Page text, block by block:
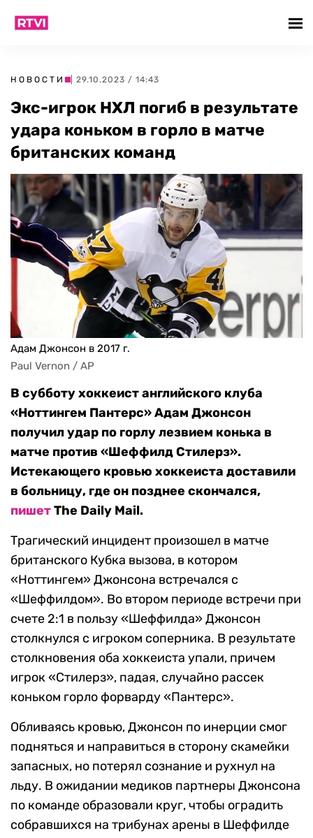
НОВОСТИ | 29.10.2023 / 14:43
Экс-игрок НХЛ погиб в результате
удара коньком в горло в матче
британских команд
Адам Джонсон в 2017 г.
Paul Vernon / AP
В субботу хоккеист английского клуба
«Ноттингем Пантерс» Адам Джонсон
получил удар по горлу лезвием конька в
матче против «Шеффилд Стилерз».
Истекающего кровью хоккеиста доставили
в больницу, где он позднее скончался,
пишетThe Daily Mail.
Трагический инцидент произошел в матче
британского Кубка вызова, в котором
«Ноттингем» Джонсона встречался с
«Шеффилдом». Во втором периоде встречи при
счете 2:1 в пользу «Шеффилда» Джонсон
столкнулся с игроком соперника. В результате
столкновения оба хоккеиста упали, причем
игрок «Стилерз», падая, случайно рассек
коньком горло форварду «Пантерс».
Обливаясь кровью, Джонсон по инерции смог
подняться и направиться в сторону скамейки
запасных, но потерял сознание и рухнул на
льду. В ожидании медиков партнеры Джонсона
по команде образовали круг, чтобы оградить
собравшихся на трибунах арены в Шеффилде